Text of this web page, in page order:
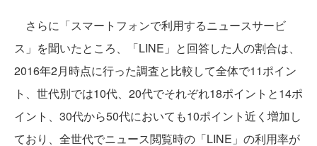
さらに「スマートフォンで利用するニュースサービ
ス」を聞いたところ、「LINE」と回答した人の割合は、
2016年2月時点に行った調査と比較して全体で11ポイン
ト、世代別では10代、20代でそれぞれ18ポイントと14ポ
イント、30代から50代においても10ポイント近く増加し
ており、全世代でニュース閲覧時の「LINE」の利用率が